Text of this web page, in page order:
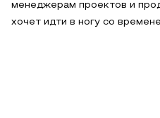
менеджерам проектов и
хочет идти в ногу со